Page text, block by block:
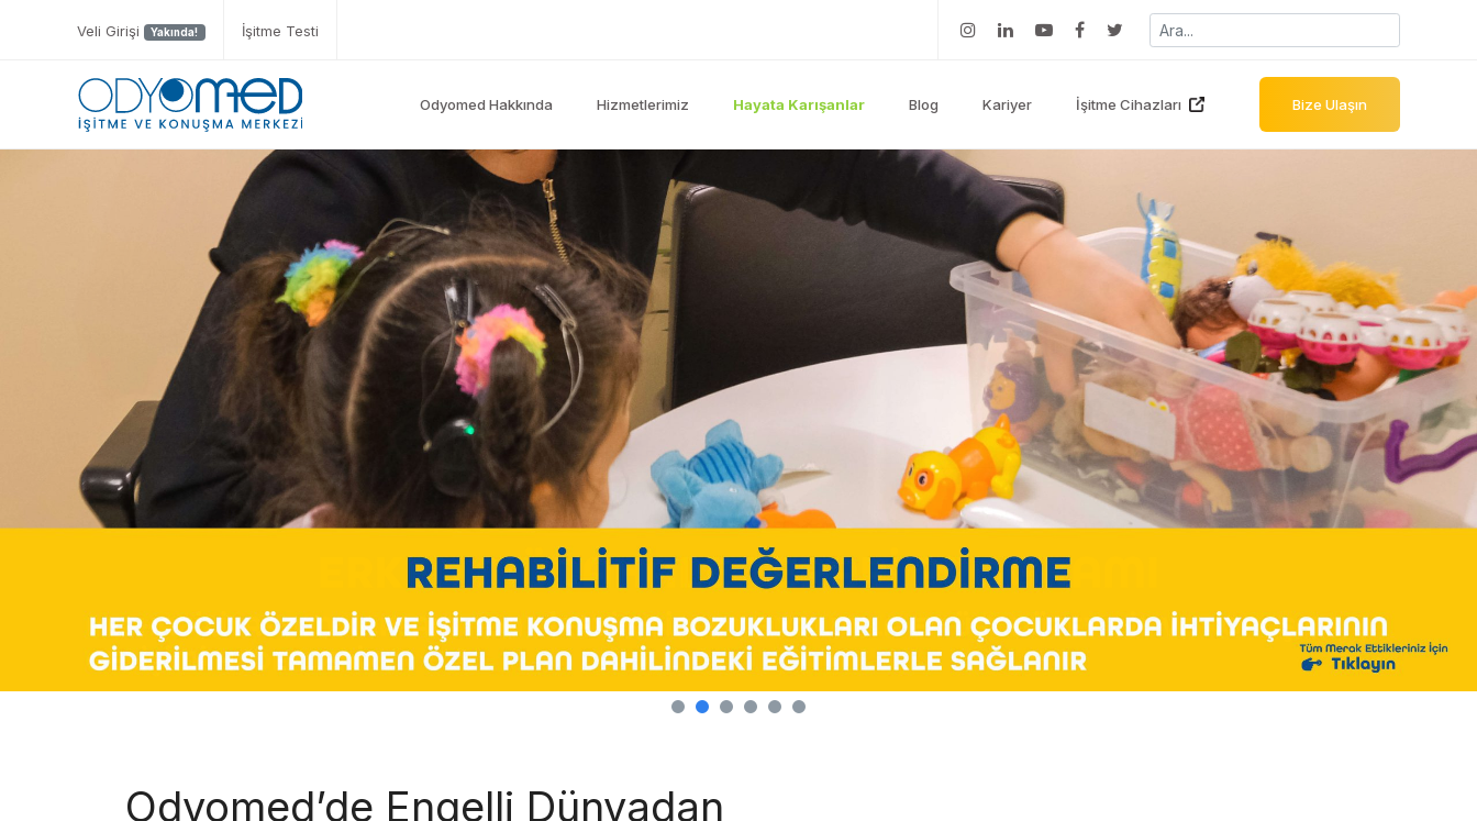
Veli Girişi Yakında! İşitme Testi
Odyomed Hakkında Hizmetlerimiz Hayata Karışanlar Blog Kariyer İşitme Cihazları Bize Ulaşın
Odyomed’de Engelli Dünyadan